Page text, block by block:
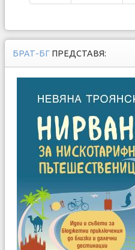
БРАТ-БГ ПРЕДСТАВЯ: